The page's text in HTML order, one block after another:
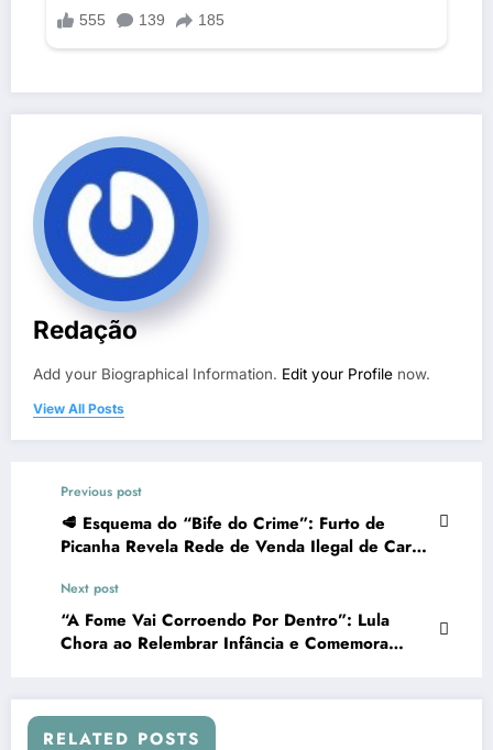
Redação
Add your Biographical Information. Edit your Profile now.
View All Posts
Previous post
🥩 Esquema do “Bife do Crime”: Furto de
Picanha Revela Rede de Venda Ilegal de Carne
Next post
“A Fome Vai Corroendo Por Dentro”: Lula
Chora ao Relembrar Infância e Comemora
RELATED POSTS